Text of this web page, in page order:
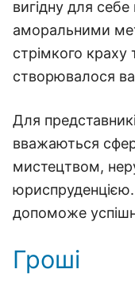
вигідну для себе
аморальними
стрімкого
створювалося
Для
вважаються
мистецтвом,
допоможе
Гроші